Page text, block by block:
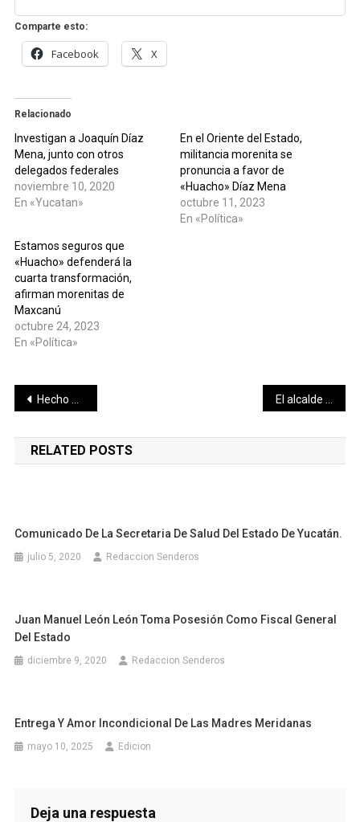
Comparte esto:
Facebook X
Relacionado
Investigan a Joaquín Díaz
Mena, junto con otros
delegados federales
noviembre 10, 2020
En «Yucatan»
En el Oriente del Estado,
militancia morenita se
pronuncia a favor de
«Huacho» Díaz Mena
octubre 11, 2023
En «Política»
Estamos seguros que
«Huacho» defenderá la
cuarta transformación,
afirman morenitas de
Maxcanú
octubre 24, 2023
En «Política»
Navegación
de
entradas
Hecho histórico que mujeres estén al frente del congreso local.
RELATED POSTS
Comunicado De La Secretaria De Salud Del Estado De Yucatán.
julio 5, 2020 Redaccion Senderos
Juan Manuel León León Toma Posesión Como Fiscal General
Del Estado
diciembre 9, 2020 Redaccion Senderos
Entrega Y Amor Incondicional De Las Madres Meridanas
mayo 10, 2025 Edicion
Deja una respuesta